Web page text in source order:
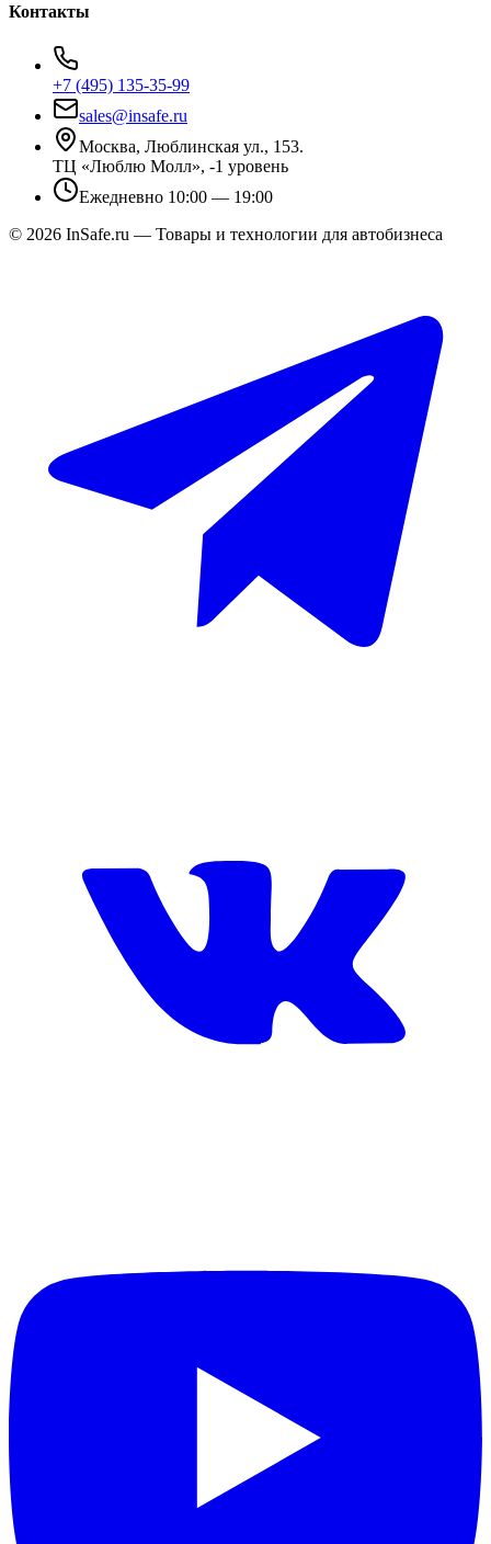
Контакты
+7 (495) 135-35-99
sales@insafe.ru
Москва, Люблинская ул., 153.
ТЦ «Люблю Молл», -1 уровень
Ежедневно 10:00 — 19:00
© 2026 InSafe.ru — Товары и технологии для автобизнеса